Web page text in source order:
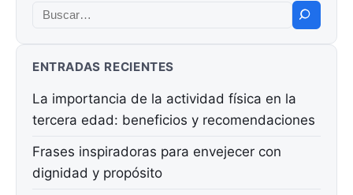
Buscar:
ENTRADAS RECIENTES
La importancia de la actividad física en la
tercera edad: beneficios y recomendaciones
Frases inspiradoras para envejecer con
dignidad y propósito